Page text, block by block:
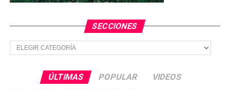
SECCIONES
Secciones
ÚLTIMAS POPULAR VIDEOS